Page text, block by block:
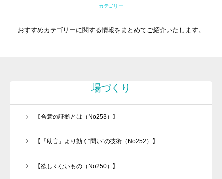
カテゴリー
おすすめカテゴリーに関する情報をまとめてご紹介いたします。
場づくり
【合意の証拠とは（No253）】
【「助言」より効く“問い”の技術（No252）】
【欲しくないもの（No250）】